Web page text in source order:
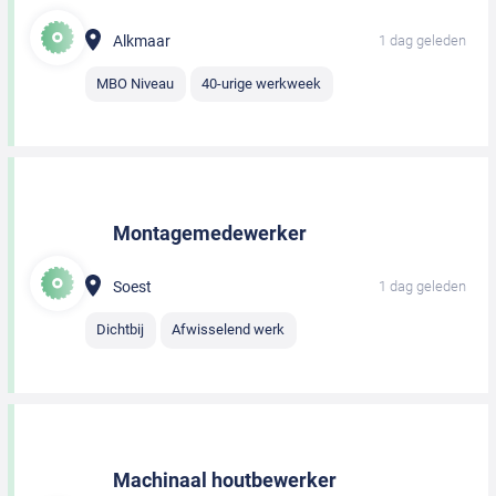
Alkmaar 1 dag geleden
MBO Niveau 40-urige werkweek
Montagemedewerker
Soest 1 dag geleden
Dichtbij Afwisselend werk
Machinaal houtbewerker